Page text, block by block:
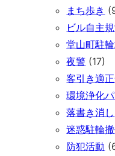
まち歩き
ビル自主
堂山町駐
夜警 (17)
客引き適
環境浄化
落書き消し
迷惑駐輪
防犯活動